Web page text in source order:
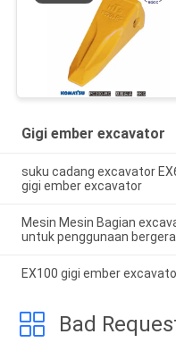
Gigi ember excavator
suku cadang excavator
gigi ember excavator
Mesin Mesin Bagian
untuk penggunaan
EX100 gigi ember
Bad